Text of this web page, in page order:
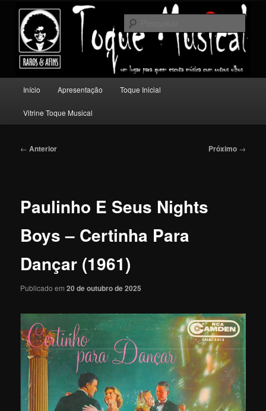
conteúdo
principalToque Musical
Um lugar para quem escuta música com outros olhos.
principal
Início Apresentação Toque Inicial
Vitrine Toque Musical
Navegação
← Anterior Próximo →
Paulinho E Seus Nights
Boys – Certinha Para
Dançar (1961)
Publicado em20 de outubro de 2025